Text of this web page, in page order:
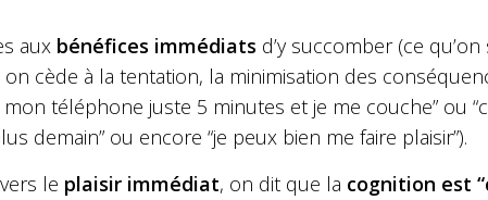
aux bénéfices immédiats d’y succomber (ce
cède à la tentation, la minimisation des
téléphone juste 5 minutes et je me couche” ou
demain” ou encore “je peux bien me faire plaisir”).
le plaisir immédiat, on dit que la cognition est